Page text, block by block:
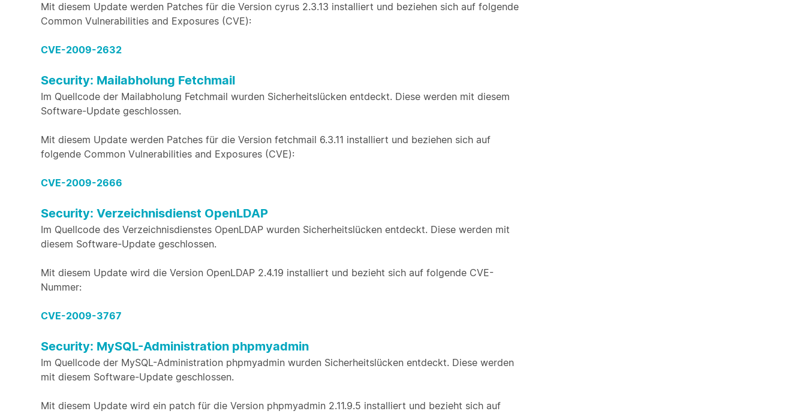
Mit diesem Update werden Patches für die Version cyrus 2.3.13 installiert und beziehen sich auf folgende
Common Vulnerabilities and Exposures (CVE):
CVE-2009-2632
Security: Mailabholung Fetchmail
Im Quellcode der Mailabholung Fetchmail wurden Sicherheitslücken entdeckt. Diese werden mit diesem
Software-Update geschlossen.
Mit diesem Update werden Patches für die Version fetchmail 6.3.11 installiert und beziehen sich auf
folgende Common Vulnerabilities and Exposures (CVE):
CVE-2009-2666
Security: Verzeichnisdienst OpenLDAP
Im Quellcode des Verzeichnisdienstes OpenLDAP wurden Sicherheitslücken entdeckt. Diese werden mit
diesem Software-Update geschlossen.
Mit diesem Update wird die Version OpenLDAP 2.4.19 installiert und bezieht sich auf folgende CVE-
Nummer:
CVE-2009-3767
Security: MySQL-Administration phpmyadmin
Im Quellcode der MySQL-Administration phpmyadmin wurden Sicherheitslücken entdeckt. Diese werden
mit diesem Software-Update geschlossen.
Mit diesem Update wird ein patch für die Version phpmyadmin 2.11.9.5 installiert und bezieht sich auf